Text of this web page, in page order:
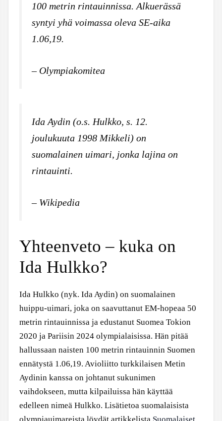
100 metrin rintauinnissa. Alkuerässä
syntyi yhä voimassa oleva SE-aika
1.06,19.
– Olympiakomitea
Ida Aydin (o.s. Hulkko, s. 12.
joulukuuta 1998 Mikkeli) on
suomalainen uimari, jonka lajina on
rintauinti.
– Wikipedia
Yhteenveto – kuka on
Ida Hulkko?
Ida Hulkko (nyk. Ida Aydin) on suomalainen
huippu-uimari, joka on saavuttanut EM-hopeaa 50
metrin rintauinnissa ja edustanut Suomea Tokion
2020 ja Pariisin 2024 olympialaisissa. Hän pitää
hallussaan naisten 100 metrin rintauinnin Suomen
ennätystä 1.06,19. Avioliitto turkkilaisen Metin
Aydinin kanssa on johtanut sukunimen
vaihdokseen, mutta kilpailuissa hän käyttää
edelleen nimeä Hulkko. Lisätietoa suomalaisista
olympiauimareista löydät artikkelista Suomalaiset